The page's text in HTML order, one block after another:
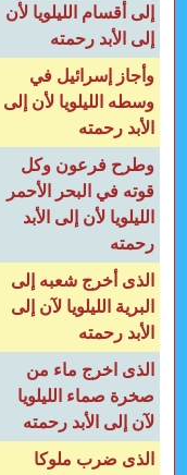
إلى أقسام الليلويا لأن
إلى الأبد رحمته
وأجاز إسرائيل في
وسطه الليلويا لأن إلى
الأبد رحمته
وطرح فرعون وكل
قوته في البحر الأحمر
الليلويا لأن إلى الأبد
رحمته
الذى أخرج شعبه إلى
البرية الليلويا لآن إلى
الأبد رحمته
الذى اخرج ماء من
صخرة صماء الليلويا
لآن إلى الأبد رحمته
الذى ضرب ملوكا